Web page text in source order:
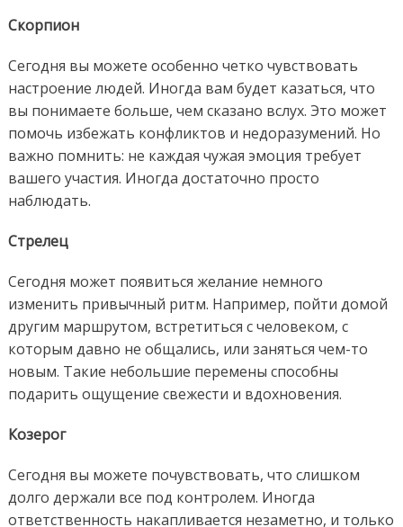
Скорпион
Сегодня вы можете особенно четко чувствовать
настроение людей. Иногда вам будет казаться, что
вы понимаете больше, чем сказано вслух. Это может
помочь избежать конфликтов и недоразумений. Но
важно помнить: не каждая чужая эмоция требует
вашего участия. Иногда достаточно просто
наблюдать.
Стрелец
Сегодня может появиться желание немного
изменить привычный ритм. Например, пойти домой
другим маршрутом, встретиться с человеком, с
которым давно не общались, или заняться чем-то
новым. Такие небольшие перемены способны
подарить ощущение свежести и вдохновения.
Козерог
Сегодня вы можете почувствовать, что слишком
долго держали все под контролем. Иногда
ответственность накапливается незаметно, и только